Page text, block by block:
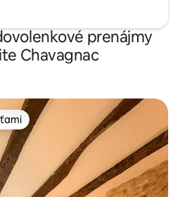
prenájmy
Chavagnac
hosťami